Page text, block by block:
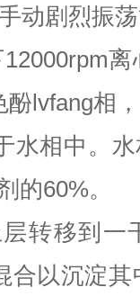
动剧烈振
12000rpm离
酚lvfang相
水相中。
的60%。
转移到一
合以沉淀其